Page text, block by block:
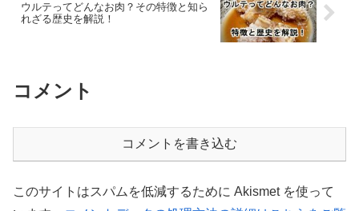
ウルテってどんなお肉？その特徴と知ら
れざる歴史を解説！
コメント
コメントを書き込む
このサイトはスパムを低減するために Akismet を使って